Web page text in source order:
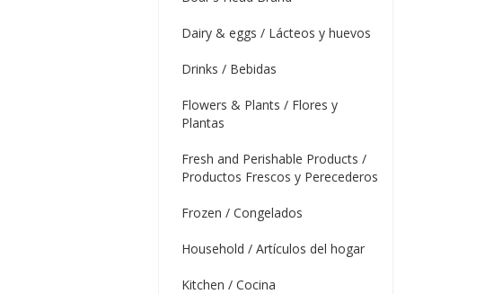
Dairy & eggs / Lácteos y huevos
Drinks / Bebidas
Flowers & Plants / Flores y
Plantas
Fresh and Perishable Products /
Productos Frescos y Perecederos
Frozen / Congelados
Household / Artículos del hogar
Kitchen / Cocina